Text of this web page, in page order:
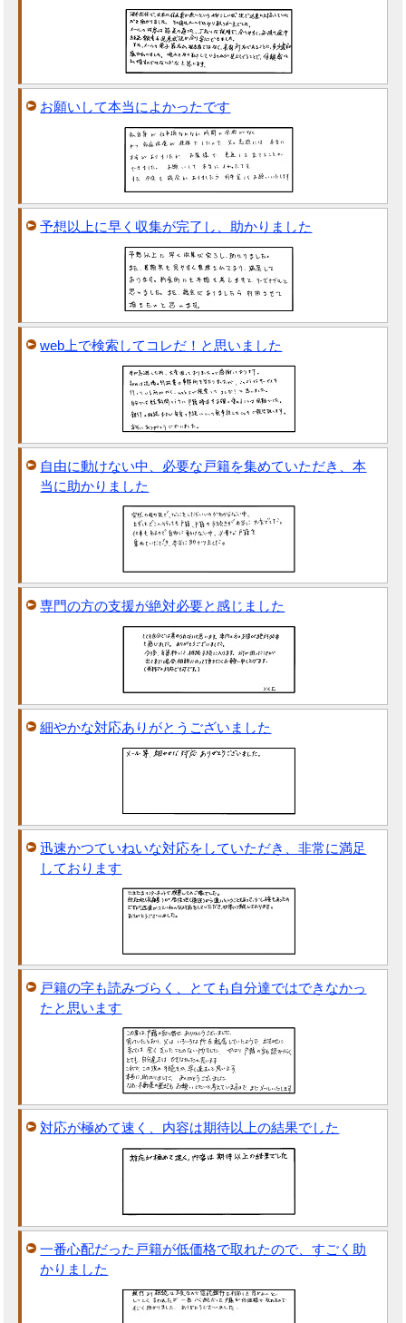
お願いして本当によかったです
予想以上に早く収集が完了し、助かりました
web上で検索してコレだ！と思いました
自由に動けない中、必要な戸籍を集めていただき、本
当に助かりました
専門の方の支援が絶対必要と感じました
細やかな対応ありがとうございました
迅速かつていねいな対応をしていただき、非常に満足
しております
戸籍の字も読みづらく、とても自分達ではできなかっ
たと思います
対応が極めて速く、内容は期待以上の結果でした
一番心配だった戸籍が低価格で取れたので、すごく助
かりました